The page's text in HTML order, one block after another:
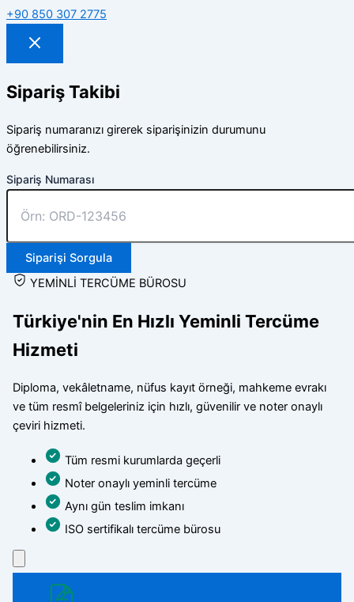
+90 850 307 2775
Sipariş Takibi
Sipariş numaranızı girerek siparişinizin durumunu
öğrenebilirsiniz.
Sipariş Numarası
Siparişi Sorgula
YEMİNLİ TERCÜME BÜROSU
Türkiye'nin En Hızlı Yeminli Tercüme
Hizmeti
Diploma, vekâletname, nüfus kayıt örneği, mahkeme evrakı
ve tüm resmî belgeleriniz için hızlı, güvenilir ve noter onaylı
çeviri hizmeti.
Tüm resmi kurumlarda geçerli
Noter onaylı yeminli tercüme
Aynı gün teslim imkanı
ISO sertifikalı tercüme bürosu